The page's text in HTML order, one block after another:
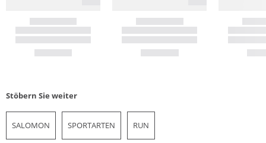
Stöbern Sie weiter
SALOMON SPORTARTEN RUN